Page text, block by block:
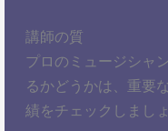
講師の質
プロのミュージシャ
るかどうかは、重要
績をチェックしましょ